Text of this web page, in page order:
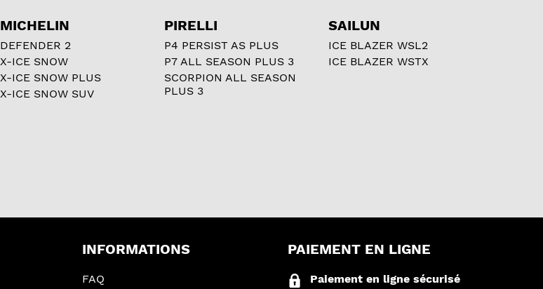
MICHELIN
DEFENDER 2
X-ICE SNOW
X-ICE SNOW PLUS
X-ICE SNOW SUV
PIRELLI
P4 PERSIST AS PLUS
P7 ALL SEASON PLUS 3
SCORPION ALL SEASON
PLUS 3
SAILUN
ICE BLAZER WSL2
ICE BLAZER WSTX
INFORMATIONS
FAQ
PAIEMENT EN LIGNE
Paiement en ligne sécurisé